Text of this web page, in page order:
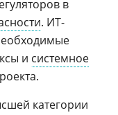
в
. ИТ-
и системное
категории